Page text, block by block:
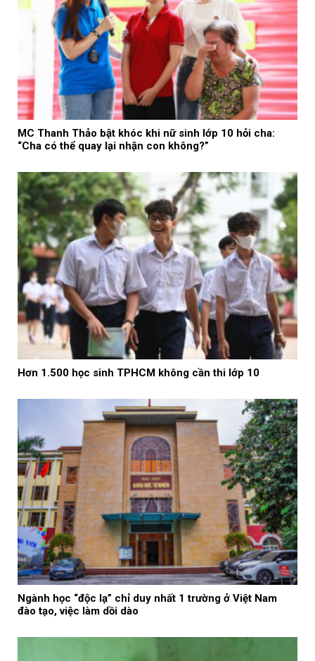
MC Thanh Thảo bật khóc khi nữ sinh lớp 10 hỏi cha:
“Cha có thể quay lại nhận con không?”
Hơn 1.500 học sinh TPHCM không cần thi lớp 10
Ngành học “độc lạ” chỉ duy nhất 1 trường ở Việt Nam
đào tạo, việc làm dồi dào